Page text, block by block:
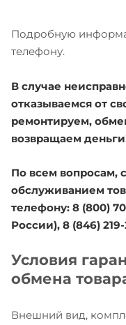
Подробную
телефону.
В случае
отказываемся от
ремонтируем,
возвращаем
По всем вопросам,
обслуживанием
телефону: 8 (800)
России), 8 (846) 219-
Условия
обмена
Внешний вид,